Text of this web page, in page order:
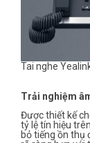
Tai nghe
Trải nghiệm
Được thiết kế
tỷ lệ tín hiệu
bỏ tiếng ồn thụ